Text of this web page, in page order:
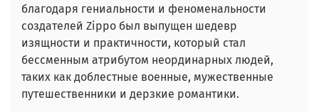
благодаря гениальности и феноменальности
создателей Zippo был выпущен шедевр
изящности и практичности, который стал
бессменным атрибутом неординарных людей,
таких как доблестные военные, мужественные
путешественники и дерзкие романтики.